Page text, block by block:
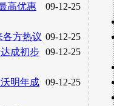
09-12-25
高优惠
09-12-25
各方热议
09-12-25
成初步
09-12-25
明年成